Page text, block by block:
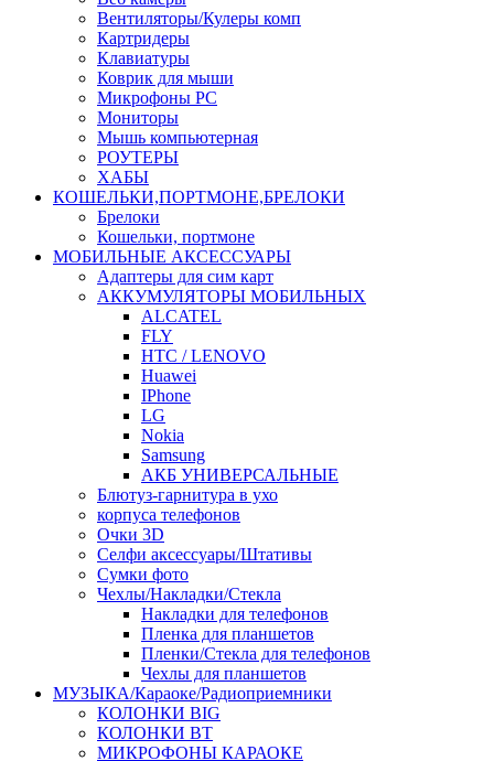
Вентиляторы/Кулеры комп
Картридеры
Клавиатуры
Коврик для мыши
Микрофоны PC
Мониторы
Мышь компьютерная
РОУТЕРЫ
ХАБЫ
КОШЕЛЬКИ,ПОРТМОНЕ,БРЕЛОКИ
Брелоки
Кошельки, портмоне
МОБИЛЬНЫЕ АКСЕССУАРЫ
Адаптеры для сим карт
АККУМУЛЯТОРЫ МОБИЛЬНЫХ
ALCATEL
FLY
HTC / LENOVO
Huawei
IPhone
LG
Nokia
Samsung
АКБ УНИВЕРСАЛЬНЫЕ
Блютуз-гарнитура в ухо
корпуса телефонов
Очки 3D
Селфи аксессуары/Штативы
Сумки фото
Чехлы/Накладки/Стекла
Накладки для телефонов
Пленка для планшетов
Пленки/Стекла для телефонов
Чехлы для планшетов
МУЗЫКА/Караоке/Радиоприемники
КОЛОНКИ BIG
КОЛОНКИ BT
МИКРОФОНЫ КАРАОКЕ